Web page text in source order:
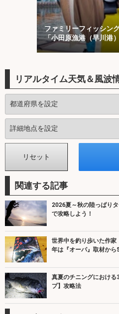
ファミリーフィッシン
「小田原漁港（早川港
リアルタイム天気＆風波
関連する記事
2026夏～秋の陸っぱり
で攻略しよう！
世界中を釣り歩いた作
年は『オーパ』取材から
真夏のチニングにおける
プ】攻略法